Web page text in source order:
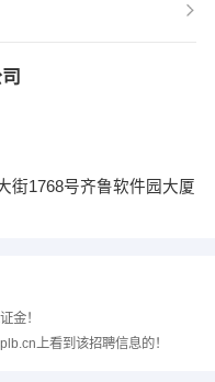
街1768号齐鲁软件园大厦
金！
上看到该招聘信息的！